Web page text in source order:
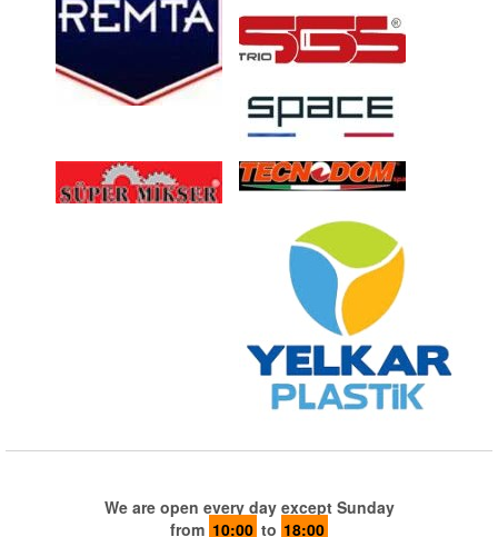
We are open every day except Sunday
from 10:00 to 18:00